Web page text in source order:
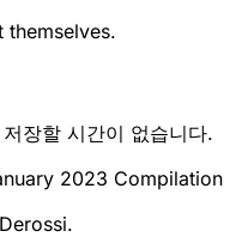
themselves.
장할 시간이 없습니다.
2023 Compilation